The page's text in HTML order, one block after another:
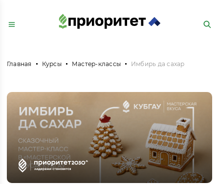
Главная Курсы Мастер-классы Имбирь да сахар